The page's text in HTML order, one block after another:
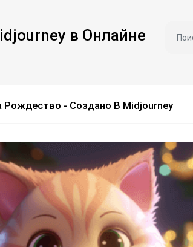
в Онлайне
Рождество - Создано В Midjourney